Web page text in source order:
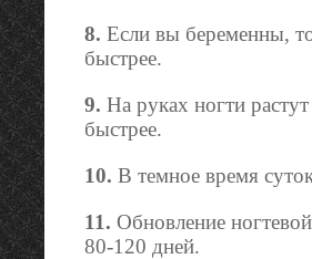
8. Если вы беременны,
быстрее.
9. На руках ногти
быстрее.
10. В темное время
11. Обновление
80-120 дней.